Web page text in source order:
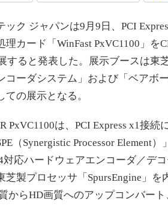
ク ジャパンは9月9日、PCI
理カード「WinFast PxVC1100」を
すると発表した。展示ブースは東
コーダシステム」および「ベアボ
ての展示となる。
PxVC1100は、PCI Express x1接
（Synergistic Processor Element
対応ハードウェアエンコーダ／デ
芝製プロセッサ「SpursEngine」
からHD画質へのアップコンバー